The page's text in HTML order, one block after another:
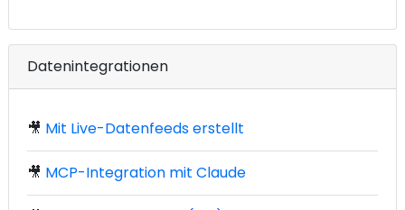
Datenintegrationen
🎥 Mit Live-Datenfeeds erstellt
🎥 MCP-Integration mit Claude